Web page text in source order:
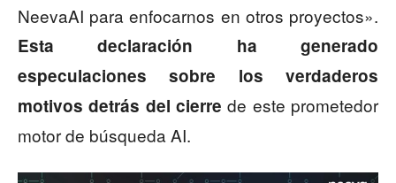
NeevaAI para enfocarnos en otros proyectos».
Esta declaración ha generado
especulaciones sobre los verdaderos
motivos detrás del cierre de este prometedor
motor de búsqueda AI.